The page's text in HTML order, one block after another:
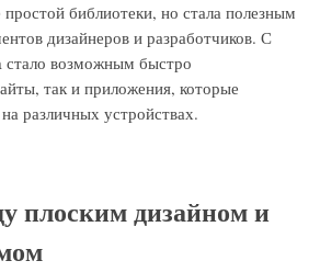
простой библиотеки, но стала полезным
дизайнеров и разработчиков. С
возможным быстро
так и приложения, которые
различных устройствах.
плоским дизайном и